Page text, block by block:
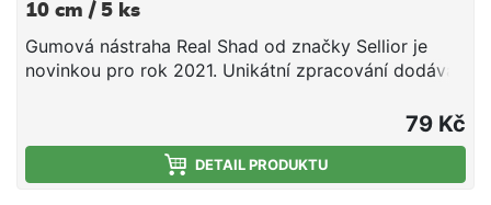
10 cm / 5 ks
Gumová nástraha Real Shad od značky Sellior je
novinkou pro rok 2021. Unikátní zpracování dodává
ocásek vytváří ve vodě velké vibrace, které působí
zvlášť dobře na candáty a okouny. Gumová nástraha
je navíc vybavena okem, které funguje jako
79 Kč
DETAIL PRODUKTU